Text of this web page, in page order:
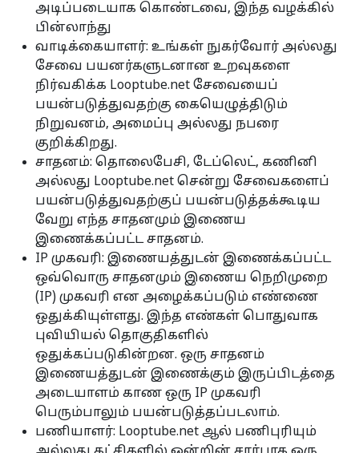
அடிப்படையாக கொண்டவை, இந்த வழக்கில்
பின்லாந்து
வாடிக்கையாளர்: உங்கள் நுகர்வோர் அல்லது
சேவை பயனர்களுடனான உறவுகளை
நிர்வகிக்க Looptube.net சேவையைப்
பயன்படுத்துவதற்கு கையெழுத்திடும்
நிறுவனம், அமைப்பு அல்லது நபரை
குறிக்கிறது.
சாதனம்: தொலைபேசி, டேப்லெட், கணினி
அல்லது Looptube.net சென்று சேவைகளைப்
பயன்படுத்துவதற்குப் பயன்படுத்தக்கூடிய
வேறு எந்த சாதனமும் இணைய
இணைக்கப்பட்ட சாதனம்.
IP முகவரி: இணையத்துடன் இணைக்கப்பட்ட
ஒவ்வொரு சாதனமும் இணைய நெறிமுறை
(IP) முகவரி என அழைக்கப்படும் எண்ணை
ஒதுக்கியுள்ளது. இந்த எண்கள் பொதுவாக
புவியியல் தொகுதிகளில்
ஒதுக்கப்படுகின்றன. ஒரு சாதனம்
இணையத்துடன் இணைக்கும் இருப்பிடத்தை
அடையாளம் காண ஒரு IP முகவரி
பெரும்பாலும் பயன்படுத்தப்படலாம்.
பணியாளர்: Looptube.net ஆல் பணிபுரியும்